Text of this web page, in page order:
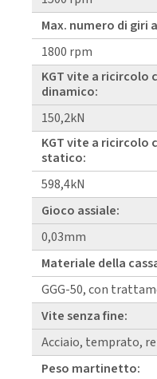
Max. numero di giri
1800 rpm
KGT vite a ricircolo
dinamico:
150,2kN
KGT vite a ricircolo
statico:
598,4kN
Gioco assiale:
0,03mm
Materiale della
GGG-50, con
Vite senza fine:
Acciaio, temprato,
Peso martinetto: